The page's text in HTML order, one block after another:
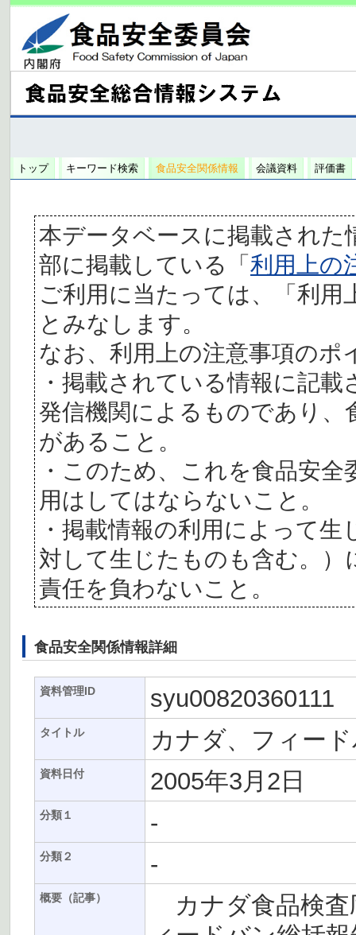
トップ キーワード検索 食品安全関係情報 会議資料 評価書
本データベースに掲載された
部に掲載している「利用上の
ご利用に当たっては、「利
とみなします。
なお、利用上の注意事項の
・掲載されている情報に記
発信機関によるものであり、
があること。
・このため、これを食品安
用はしてはならないこと。
・掲載情報の利用によって
対して生じたものも含む。
責任を負わないこと。
食品安全関係情報詳細
資料管理ID syu00820360111
タイトル カナダ、フィー
資料日付 2005年3月2日
分類１ -
分類２ -
概要（記事）
カナダ食品検査